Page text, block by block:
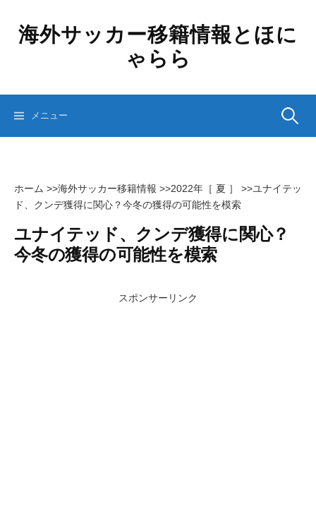
ッ
海外サッカー移籍情報とほに
ゃらら
メニュー 検
ホーム >>海外サッカー移籍情報 >>2022年［ 夏 ］ >>ユナイテッ
ド、クンデ獲得に関心？今冬の獲得の可能性を模索
ユナイテッド、クンデ獲得に関心？
今冬の獲得の可能性を模索
スポンサーリンク